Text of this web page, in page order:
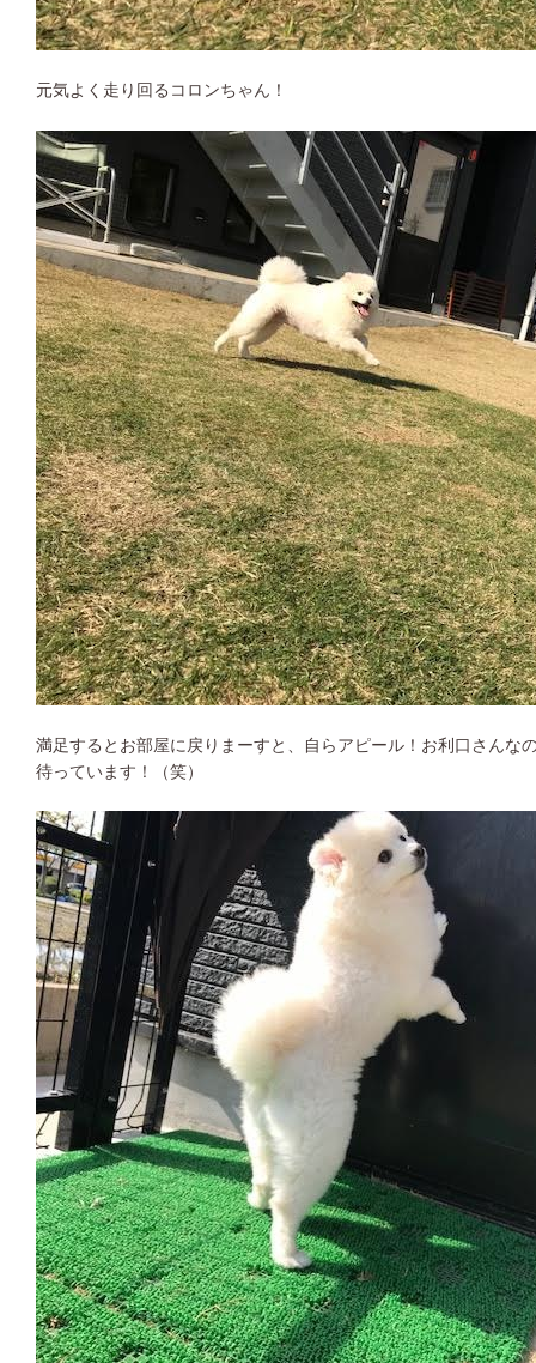
元気よく走り回るコロンちゃん！
満足するとお部屋に戻りまーすと、自らアピール！お利口さんな
待っています！（笑）